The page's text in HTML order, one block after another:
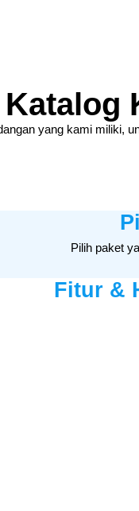
yang kami miliki,
Pilih paket
Fitur &